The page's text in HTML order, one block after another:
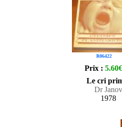
R06422
Prix : 5.60€
Le cri
Dr Janov
1978